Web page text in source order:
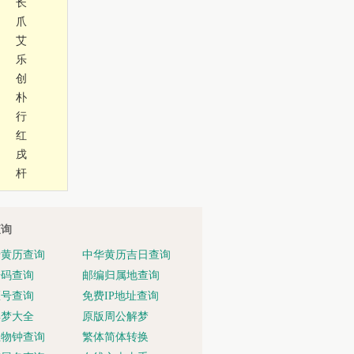
长
爪
艾
乐
创
朴
行
红
戌
杆
历查询
中华黄历吉日查询
查询
邮编归属地查询
查询
免费IP地址查询
大全
原版周公解梦
钟查询
繁体简体转换